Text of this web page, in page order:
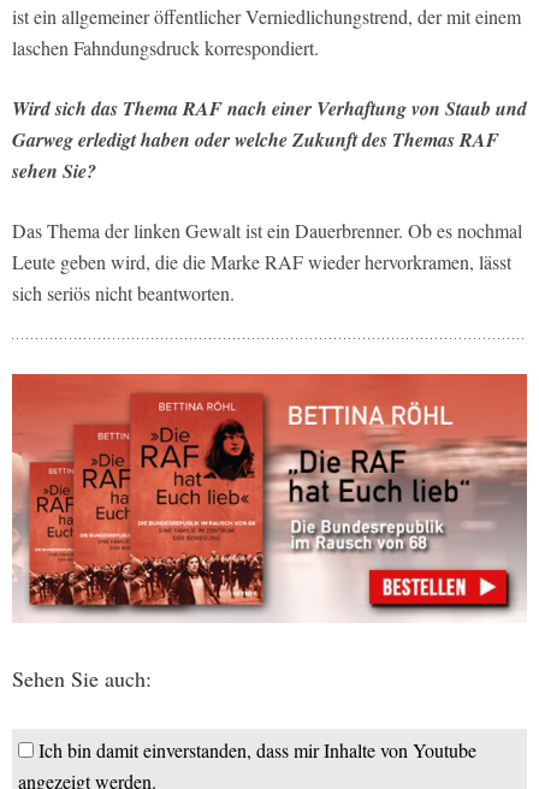
ist ein allgemeiner öffentlicher Verniedlichungstrend, der mit einem
laschen Fahndungsdruck korrespondiert.
Wird sich das Thema RAF nach einer Verhaftung von Staub und
Garweg erledigt haben oder welche Zukunft des Themas RAF
sehen Sie?
Das Thema der linken Gewalt ist ein Dauerbrenner. Ob es nochmal
Leute geben wird, die die Marke RAF wieder hervorkramen, lässt
sich seriös nicht beantworten.
Sehen Sie auch:
Ich bin damit einverstanden, dass mir Inhalte von Youtube
angezeigt werden.